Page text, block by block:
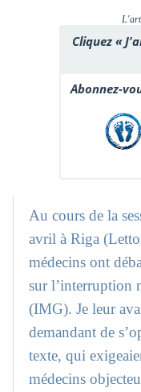
Cliquez «
Abonnez-
Au cours de la
avril à Riga
médecins ont
sur l’interruption
(IMG). Je leur
demandant de
texte, qui
médecins